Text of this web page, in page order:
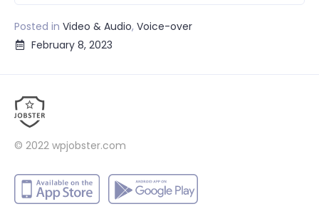
Posted in Video & Audio, Voice-over
February 8, 2023
© 2022 wpjobster.com